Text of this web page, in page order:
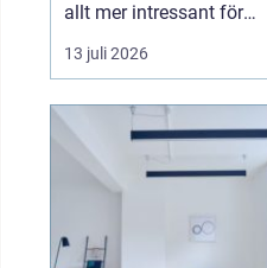
allt mer intressant för
villaägare,
bostadsrättsföreningar
fastighetsägare som vill
sänka sina
energikostnader och
13 juli 2026